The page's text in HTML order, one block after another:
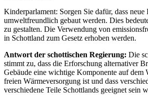
Kinderparlament: Sorgen Sie dafür, dass neue
umweltfreundlich gebaut werden. Dies
zu gestalten. Die Verwendung von
in Schottland zum Gesetz erhoben werden.
Antwort der schottischen Regierung: Die
stimmt zu, dass die Erforschung alternativer
Gebäude eine wichtige Komponente auf dem
freien Wärmeversorgung ist und dass
verschiedene Teile Schottlands geeignet sein